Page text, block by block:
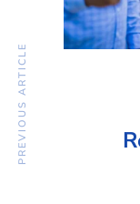
PREVIOUS ARTICLE